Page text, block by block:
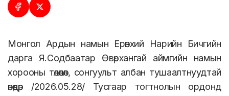
Монгол Ардын намын Ерөнхий Нарийн Бичгийн
дарга Я.Содбаатар Өвөрхангай аймгийн намын
хорооны төлөөлөл, сонгуульт албан тушаалтнуудтай
өнөөдөр /2026.05.28/ Тусгаар тогтнолын ордонд